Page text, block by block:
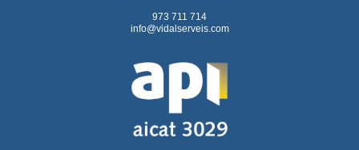
973 711 714
info@vidalserveis.com